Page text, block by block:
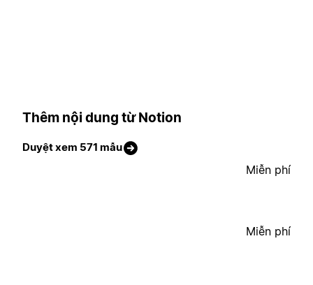
Thêm nội dung từ Notion
Duyệt xem 571 mẫu
Miễn phí
Miễn phí